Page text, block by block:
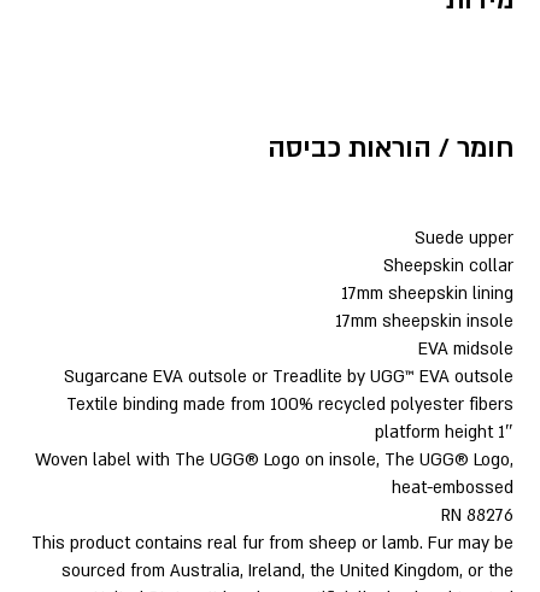
חומר / הוראות כביסה
Suede upper
Sheepskin collar
17mm sheepskin lining
17mm sheepskin insole
EVA midsole
Sugarcane EVA outsole or Treadlite by UGG™ EVA outsole
Textile binding made from 100% recycled polyester fibers
1″ platform height
Woven label with The UGG® Logo on insole, The UGG® Logo,
heat-embossed
RN 88276
This product contains real fur from sheep or lamb. Fur may be
sourced from Australia, Ireland, the United Kingdom, or the